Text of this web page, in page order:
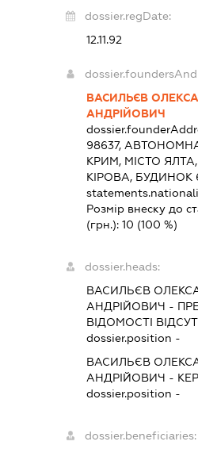
dossier.regDate:
12.11.92
ВАСИЛЬЄВ
АНДРІЙОВИЧ
98637,
КРИМ, МІСТО
КІРОВА, БУДИНОК
Розмір внеску до
(грн.):10 (100 %)
dossier.heads:
ВАСИЛЬЄВ
АНДРІЙОВИЧ -
ВІДОМОСТІ
dossier.position -
ВАСИЛЬЄВ
АНДРІЙОВИЧ -
dossier.position -
dossier.beneficiaries: